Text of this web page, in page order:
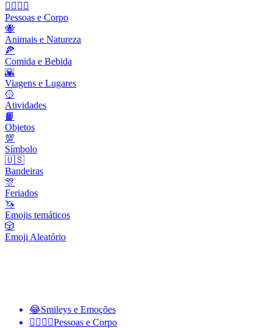
👩‍❤️‍💋‍👨
Pessoas e Corpo
🐝
Animais e Natureza
🍕
Comida e Bebida
🌇
Viagens e Lugares
🥎
Atividades
📙
Objetos
💯
Símbolo
🇺🇸
Bandeiras
🎊
Feriados
🦄
Emojis temáticos
🎲
Emoji Aleatório
😂Smileys e Emoções
👩‍❤️‍💋‍👨Pessoas e Corpo